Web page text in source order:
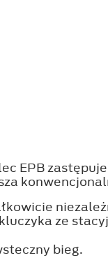
EPB
ze
bieg.